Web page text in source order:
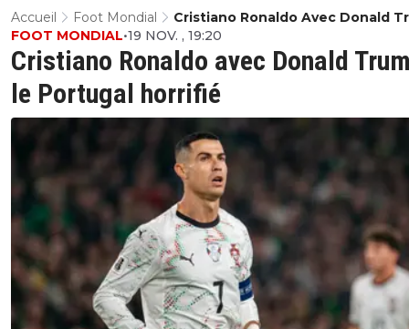
Accueil Foot Mondial
Cristiano Ronaldo Avec Donald
Le Portugal Horrifié
Cristiano Ronaldo avec Donald
le Portugal horrifié
FOOT MONDIAL•19 NOV. , 19:20